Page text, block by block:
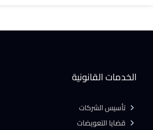
الخدمات القانونية
تأسيس الشركات
قضايا التعويضات